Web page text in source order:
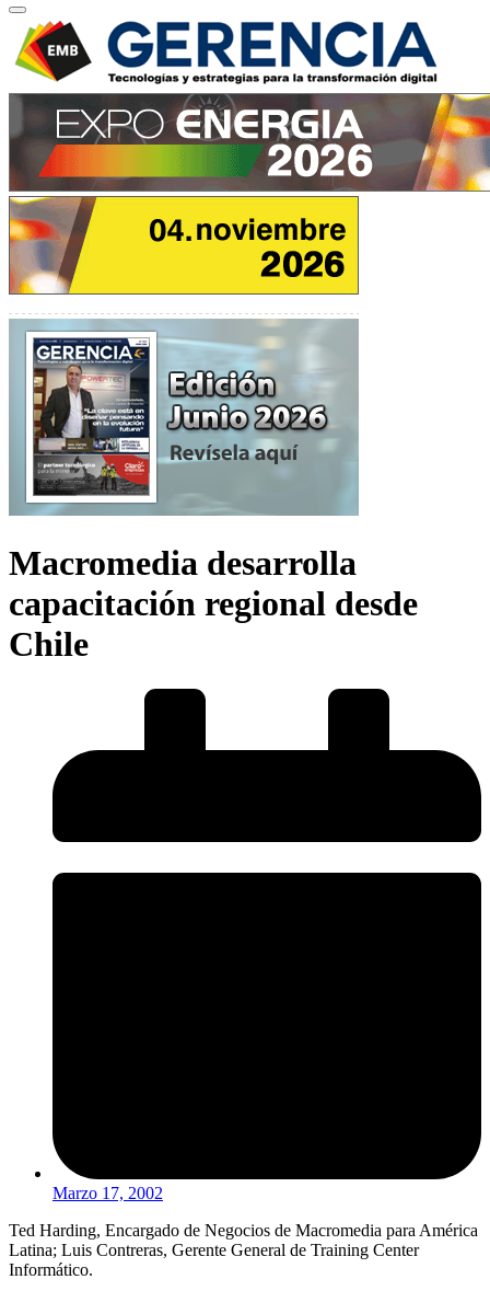
Macromedia desarrolla
capacitación regional desde
Chile
Marzo 17, 2002
Ted Harding, Encargado de Negocios de Macromedia para América
Latina; Luis Contreras, Gerente General de Training Center
Informático.